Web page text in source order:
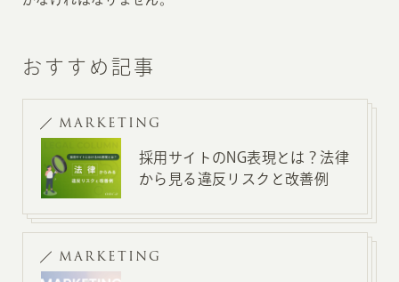
おすすめ記事
MARKETING
採用サイトのNG表現とは？法律
から見る違反リスクと改善例
MARKETING